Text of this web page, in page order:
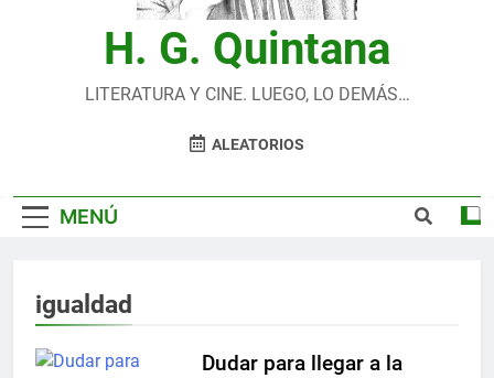
H. G. Quintana
LITERATURA Y CINE. LUEGO, LO DEMÁS…
ALEATORIOS
MENÚ
igualdad
Dudar para llegar a la